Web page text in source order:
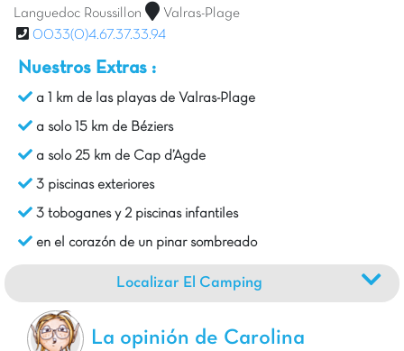
Languedoc Roussillon
Valras-Plage
0033(0)4.67.37.33.94
Nuestros Extras :
a 1 km de las playas de Valras-Plage
a solo 15 km de Béziers
a solo 25 km de Cap d’Agde
3 piscinas exteriores
3 toboganes y 2 piscinas infantiles
en el corazón de un pinar sombreado
Localizar El Camping
La opinión de Carolina